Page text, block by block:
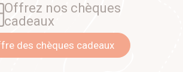
Offrez nos chèques
cadeaux
des chèques cadeaux